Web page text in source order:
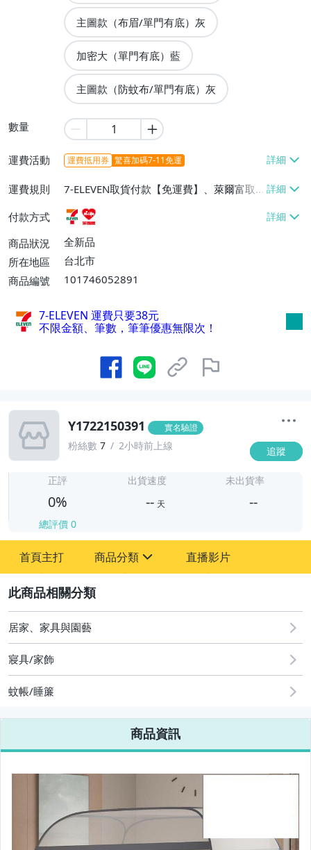
主圖款（布眉/單門有底）灰
加密大（單門有底）藍
主圖款（防蚊布/單門有底）灰
數量
運費活動 運費抵用券 驚喜加碼7-11免運
運費規則
7-ELEVEN取貨付款【免運費】、萊爾富取
貨付款【免運費】
付款方式
商品狀況
全新品
所在地區
台北市
商品編號
101746052891
7-ELEVEN 運費只要38元
不限金額、筆數，筆筆優惠無限次！
Y1722150391 實名驗證
粉絲數 7 2小時前上線 追蹤
正評
0%
總評價 0
出貨速度
-- 天
未出貨率
--
首頁主打 商品分類
圖書/影音/文具
古董、藝術與礦石
手機、配件與通訊
美容保養與彩妝
電腦、平板與周邊
相機、攝影與周邊
嬰幼兒與孕婦
直播影片
居家、家具與園藝
寢具/家飾
蚊帳/睡簾
商品資訊